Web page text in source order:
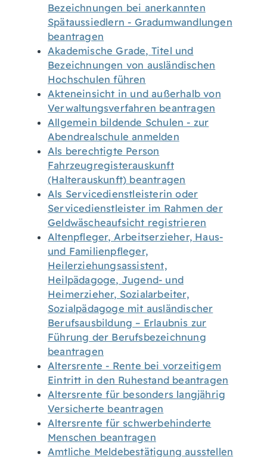
Bezeichnungen bei anerkannten
Spätaussiedlern - Gradumwandlungen
beantragen
Akademische Grade, Titel und
Bezeichnungen von ausländischen
Hochschulen führen
Akteneinsicht in und außerhalb von
Verwaltungsverfahren beantragen
Allgemein bildende Schulen - zur
Abendrealschule anmelden
Als berechtigte Person
Fahrzeugregisterauskunft
(Halterauskunft) beantragen
Als Servicedienstleisterin oder
Servicedienstleister im Rahmen der
Geldwäscheaufsicht registrieren
Altenpfleger, Arbeitserzieher, Haus-
und Familienpfleger,
Heilerziehungsassistent,
Heilpädagoge, Jugend- und
Heimerzieher, Sozialarbeiter,
Sozialpädagoge mit ausländischer
Berufsausbildung – Erlaubnis zur
Führung der Berufsbezeichnung
beantragen
Altersrente - Rente bei vorzeitigem
Eintritt in den Ruhestand beantragen
Altersrente für besonders langjährig
Versicherte beantragen
Altersrente für schwerbehinderte
Menschen beantragen
Amtliche Meldebestätigung ausstellen